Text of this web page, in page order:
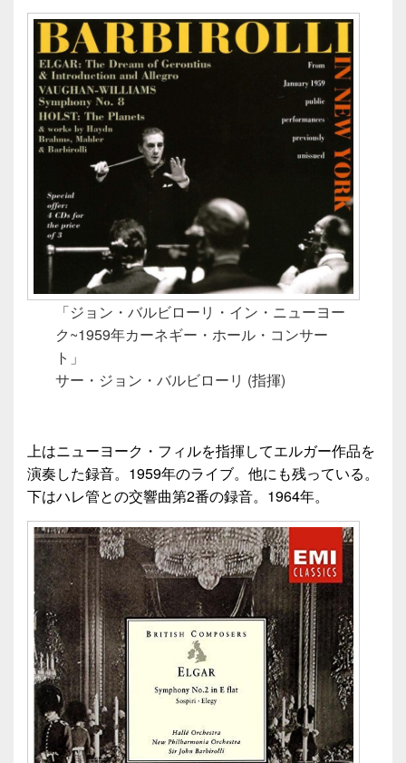
「ジョン・バルビローリ・イン・ニューヨー
ク~1959年カーネギー・ホール・コンサー
ト」
サー・ジョン・バルビローリ (指揮)
上はニューヨーク・フィルを指揮してエルガー作品を
演奏した録音。1959年のライブ。他にも残っている。
下はハレ管との交響曲第2番の録音。1964年。